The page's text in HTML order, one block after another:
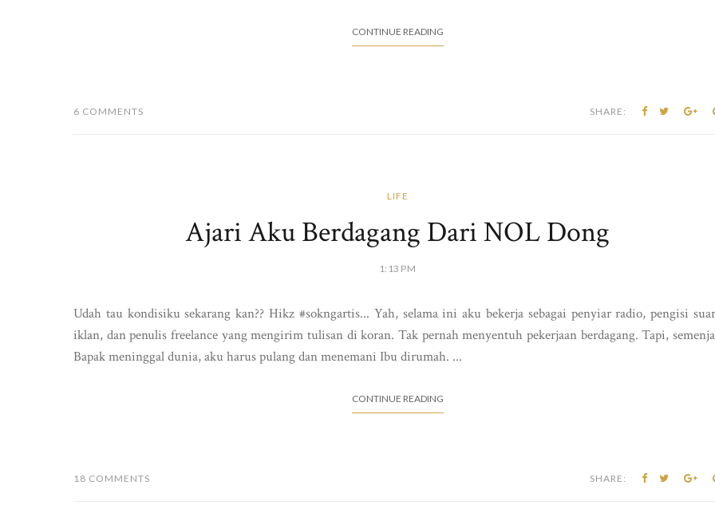
CONTINUE READING
6 COMMENTS SHARE:
LIFE
Ajari Aku Berdagang Dari NOL Dong
1:13 PM
Udah tau kondisiku sekarang kan?? Hikz #sokngartis... Yah, selama ini aku bekerja sebagai penyiar radio, pengisi
iklan, dan penulis freelance yang mengirim tulisan di koran. Tak pernah menyentuh pekerjaan berdagang. Tapi,
Bapak meninggal dunia, aku harus pulang dan menemani Ibu dirumah. ...
CONTINUE READING
18 COMMENTS SHARE: